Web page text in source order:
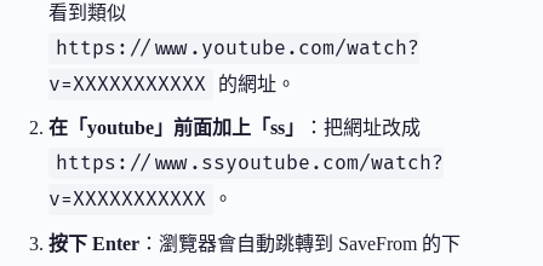
看到類似
https://www.youtube.com/watch?
v=XXXXXXXXXXX
的網址。
在「youtube」前面加上「ss」 ：把網址改成
https://www.ssyoutube.com/watch?
v=XXXXXXXXXXX
。
按下 Enter ：瀏覽器會自動跳轉到 SaveFrom 的下